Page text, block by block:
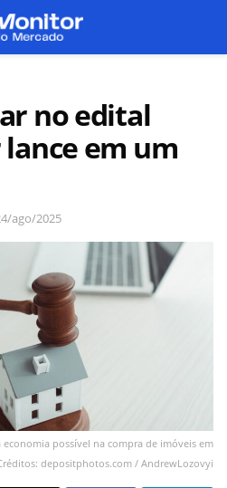
no edital
em um
ago/2025
economia possível na compra de imóveis em
depositphotos.com / AndrewLozovyi